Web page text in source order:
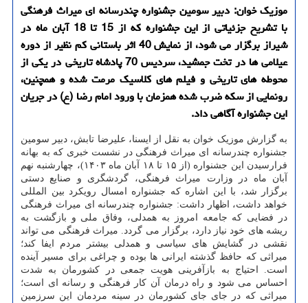
موزیک خوان: دبیر سومین جشنواره چندرسانه ای میراث فرهنگی
با تشریح جزئیاتی از این جشنواره که از 15 تا 18 آبان ماه در
شیراز برگزار می شود، از نمایش 40 اثر باستانی کم نظیر از دوره
عیلامی ها در تخت جمشید، سردیس 70 پادشاه تاریخی در یکی از
محوطه های تاریخی و فیلم های کلاسیک مرمت شده و همچنین،
رونمایی از سکه ضرب شده همزمان با ورود امام رضا (ع) در جریان
این جشنواره آگاهی داد.
به گزارش موزیک خوان به نقل از ایسنا، علیرضا تابش، دبیر سومین
جشنواره چندرسانه ای میراث فرهنگی در نشست خبری که به بهانه
فرارسیدن این جشنواره (از ۱۵ تا ۱۸ آبان ماه ۱۴۰۳)، چهارشنبه نهم
آبان ماه در وزارت میراث فرهنگی، گردشگری و صنایع دستی
برگزار شد، با این اشاره که جشنواره امسال رویکرد بین المللی
خواهد داشت، اظهار داشت: جشنواره چندرسانه ای میراث فرهنگی
در فضایی که جامعه امروز به همدلی، وفاق ملی و بازگشت به
ریشه های خود نیاز دارد، برگزار می گردد. میراث فرهنگی می تواند
نقشی در گشایش های سیاسی و همدلی بیشتر مردم ایفا کند؛
میراثی که حافظ گذشته ایرانی ها بوده و چراغی برای مسیر آینده
است. احتیاج به بازآفرینی هویت جمعی در کشورمان به شدت
احساس می شود و راه درمان آن کار فرهنگی و رسانه ای است؛
میراثی که در جای جای کشورمان در سینه مردمان این سرزمین